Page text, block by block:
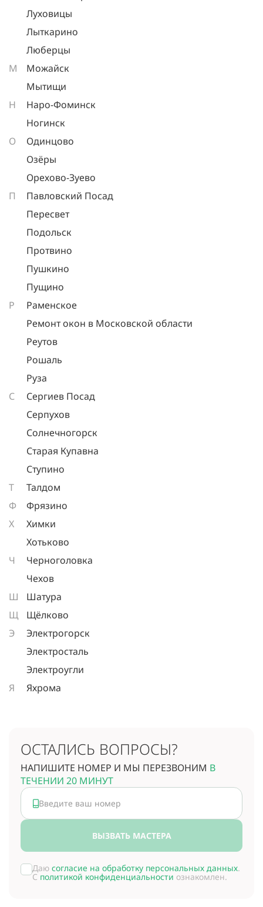
Луховицы
Лыткарино
Люберцы
М
Можайск
Мытищи
Н
Наро-Фоминск
Ногинск
О
Одинцово
Озёры
Орехово-Зуево
П
Павловский Посад
Пересвет
Подольск
Протвино
Пушкино
Пущино
Р
Раменское
Ремонт окон в Московской области
Реутов
Рошаль
Руза
С
Сергиев Посад
Серпухов
Солнечногорск
Старая Купавна
Ступино
Т
Талдом
Ф
Фрязино
Х
Химки
Хотьково
Ч
Черноголовка
Чехов
Ш
Шатура
Щ
Щёлково
Э
Электрогорск
Электросталь
Электроугли
Я
Яхрома
ОСТАЛИСЬ ВОПРОСЫ?
НАПИШИТЕ НОМЕР И МЫ ПЕРЕЗВОНИМ В
ТЕЧЕНИИ 20 МИНУТ
ВЫЗВАТЬ МАСТЕРА
Даю согласие на обработку персональных данных.
С политикой конфиденциальности ознакомлен.